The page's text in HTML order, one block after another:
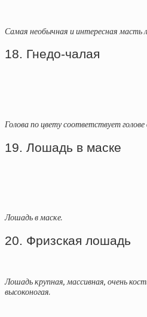
Самая необычная и интересная масть
18. Гнедо-чалая
Голова по цвету соответствует
19. Лошадь в маске
Лошадь в маске.
20. Фризская лошадь
Лошадь крупная, массивная, очень
высоконогая.